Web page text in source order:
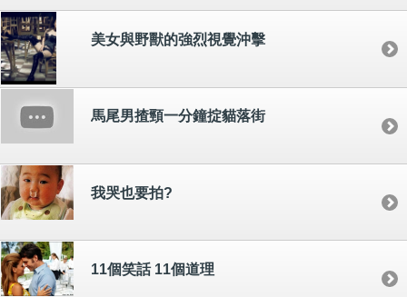
美女與野獸的強烈視覺沖擊
馬尾男揸頸一分鐘掟貓落街
我哭也要拍?
11個笑話 11個道理